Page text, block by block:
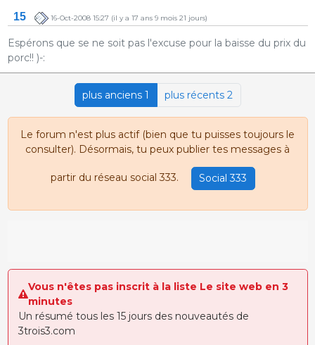
15 16-Oct-2008 15:27 (il y a 17 ans 9 mois 21 jours)
Espérons que se ne soit pas l'excuse pour la baisse du prix du
porc!! )-:
plus anciens 1 plus récents 2
Le forum n'est plus actif (bien que tu puisses toujours le
consulter). Désormais, tu peux publier tes messages à
partir du réseau social 333. Social 333
Vous n'êtes pas inscrit à la liste Le site web en 3
minutes
Un résumé tous les 15 jours des nouveautés de
3trois3.com